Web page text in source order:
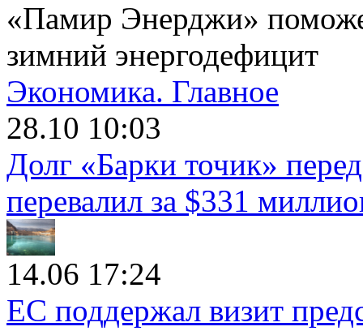
«Памир Энерджи»
зимний энергодефицит
Экономика. Главное
28.10 10:03
Долг «Барки точик»
перевалил за $331
14.06 17:24
ЕС поддержал визит